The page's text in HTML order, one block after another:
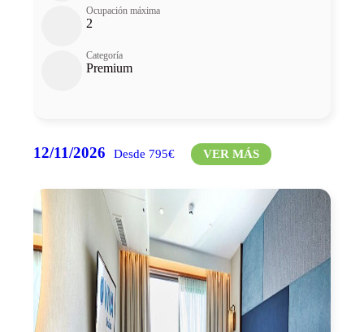
Ocupación máxima
2
Categoría
Premium
12/11/2026 Desde 795€ VER MÁS